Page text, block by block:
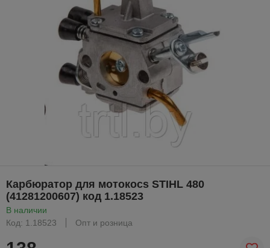
Карбюратор для мотокосs STIHL 480
(41281200607) код 1.18523
В наличии
Код: 1.18523
Опт и розница